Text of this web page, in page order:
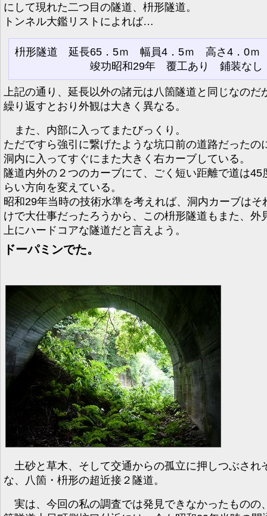
にして現れた二つ目の隧道、枡形隧道。
トンネル大鑑リストによれば…
枡形隧道 延長65．5ｍ 幅員4．5ｍ 高さ4．0
竣功昭和29年 覆工あり 鋪装なし
上記の通り、延長以外の諸元は八箇隧道と同じなのだ
繰り返すとおり外観は大きく異なる。
また、内部に入ってまたびっくり。
ただですら強引に繋げたような坑口前の道路だったの
洞内に入ってすぐにまた大きく右カーブしている。
隧道内外の２つのカーブにて、ごく短い距離で道は45
らい方向を変えている。
昭和29年当時の技術水準を考えれば、洞内カーブはそ
けで大仕事だったろうから、この枡形隧道もまた、外
上にハードコアな隧道だと言えよう。
ドーパミンでた。
土砂と草木、そして交通からの孤立に押しつぶされ
な、八箇・枡形の超近接２隧道。
実は、今回の私の調査では発見できなかったものの